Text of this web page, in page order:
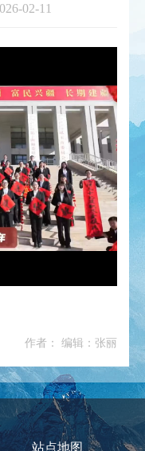
02-11
作者： 编辑：张丽
站点地图